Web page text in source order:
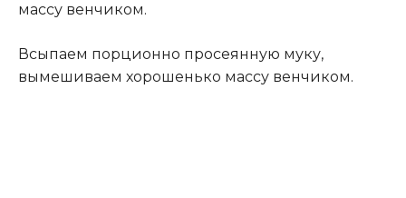
массу венчиком.
Всыпаем порционно просеянную муку,
вымешиваем хорошенько массу венчиком.